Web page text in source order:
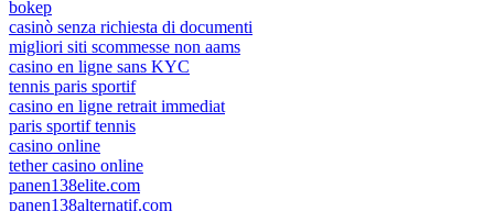
bokep
casinò senza richiesta di documenti
migliori siti scommesse non aams
casino en ligne sans KYC
tennis paris sportif
casino en ligne retrait immediat
paris sportif tennis
casino online
tether casino online
panen138elite.com
panen138alternatif.com